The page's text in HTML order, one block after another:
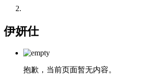
伊妍仕
抱歉，当前页面暂无内容。